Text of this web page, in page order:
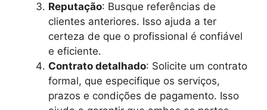
Reputação: Busque referências de
clientes anteriores. Isso ajuda a ter
certeza de que o profissional é confiável
e eficiente.
Contrato detalhado: Solicite um contrato
formal, que especifique os serviços,
prazos e condições de pagamento. Isso